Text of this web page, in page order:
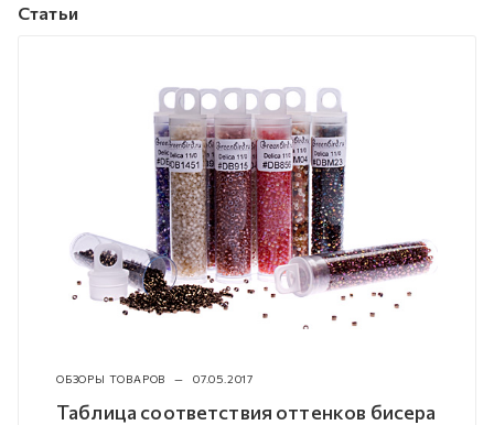
Статьи
ОБЗОРЫ ТОВАРОВ — 07.05.2017
Таблица соответствия оттенков бисера